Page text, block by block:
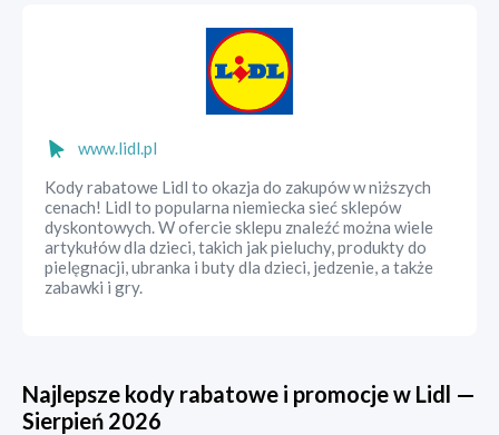
www.lidl.pl
Kody rabatowe Lidl to okazja do zakupów w niższych
cenach! Lidl to popularna niemiecka sieć sklepów
dyskontowych. W ofercie sklepu znaleźć można wiele
artykułów dla dzieci, takich jak pieluchy, produkty do
pielęgnacji, ubranka i buty dla dzieci, jedzenie, a także
zabawki i gry.
Najlepsze kody rabatowe i promocje w Lidl —
Sierpień 2026